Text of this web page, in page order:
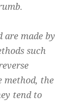
are made by
such
method, the
tend to